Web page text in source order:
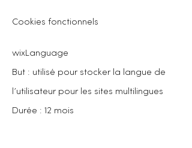
Cookies fonctionnels
wixLanguage
But : utilisé pour stocker la langue de
l’utilisateur pour les sites multilingues
Durée : 12 mois